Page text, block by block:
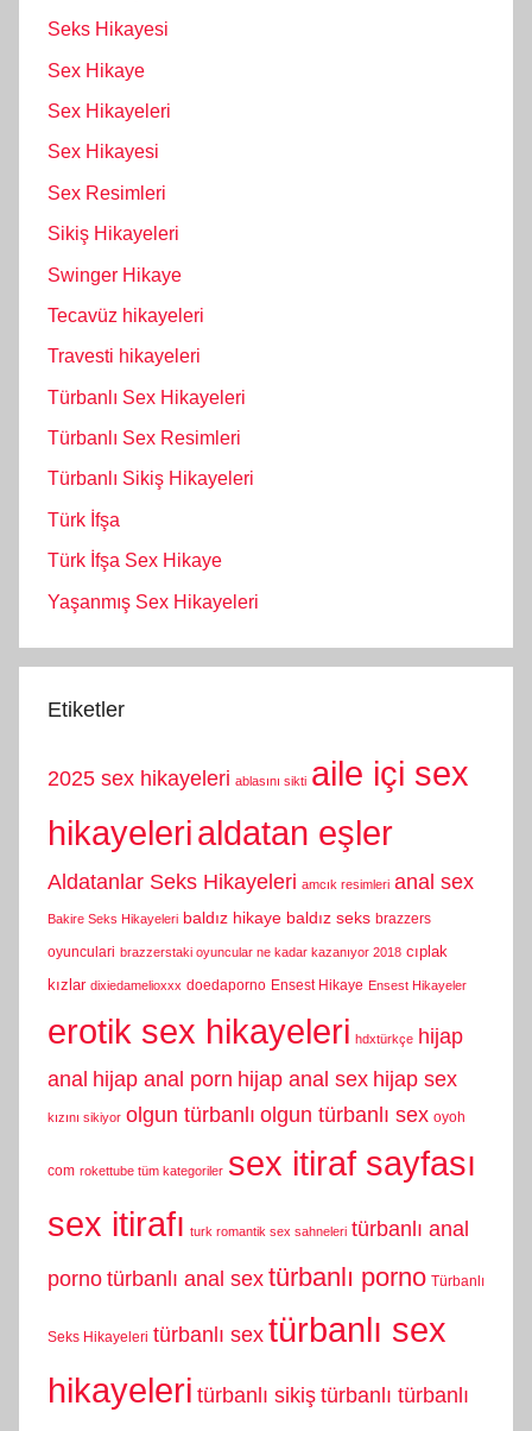
Seks Hikayesi
Sex Hikaye
Sex Hikayeleri
Sex Hikayesi
Sex Resimleri
Sikiş Hikayeleri
Swinger Hikaye
Tecavüz hikayeleri
Travesti hikayeleri
Türbanlı Sex Hikayeleri
Türbanlı Sex Resimleri
Türbanlı Sikiş Hikayeleri
Türk İfşa
Türk İfşa Sex Hikaye
Yaşanmış Sex Hikayeleri
Etiketler
2025 sex hikayeleri ablasını sikti aile içi sex
hikayelerialdatan eşler
Aldatanlar Seks Hikayeleri amcık resimleri anal sex
Bakire Seks Hikayeleri baldız hikaye baldız seks brazzers
oyunculari brazzerstaki oyuncular ne kadar kazanıyor 2018 cıplak
kızlar dixiedamelioxxx doedaporno Ensest Hikaye Ensest Hikayeler
erotik sex hikayeleri hdxtürkçe hijap
anal hijap anal porn hijap anal sex hijap sex
kızını sikiyor olgun türbanlı olgun türbanlı sex oyoh
com rokettube tüm kategoriler sex itiraf sayfası
sex itirafı turk romantik sex sahneleri türbanlı anal
porno türbanlı anal sex türbanlı porno Türbanlı
Seks Hikayeleri türbanlı sex türbanlı sex
hikayeleri türbanlı sikiş türbanlı türbanlı